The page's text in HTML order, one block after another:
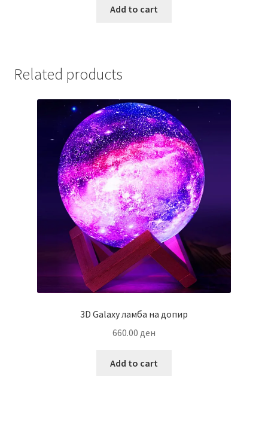
was:
Add to cart
Related products
3D Galaxy ламба на допир
660.00 ден
Add to cart